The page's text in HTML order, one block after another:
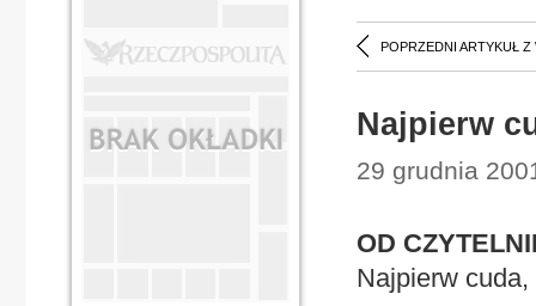
POPRZEDNI ARTYKUŁ Z
Najpierw
29 grudnia
OD
Najpierw